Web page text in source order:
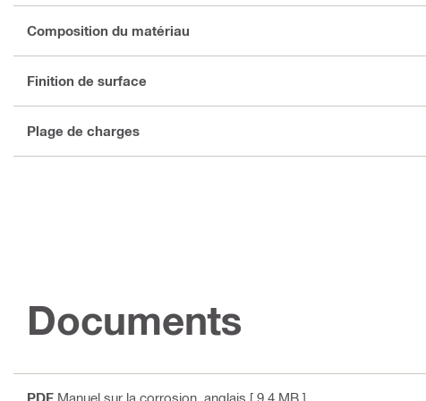
Composition du matériau
Finition de surface
Plage de charges
Documents
PDF Manuel sur la corrosion , anglais [ 9.4 MB ]